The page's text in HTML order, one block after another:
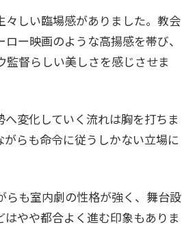
しい臨場感がありました。教会
ー映画のような高揚感を帯び、
督らしい美しさを感じさせま
変化していく流れは胸を打ちま
らも命令に従うしかない立場に
も室内劇の性格が強く、舞台設
やや都合よく進む印象もありま